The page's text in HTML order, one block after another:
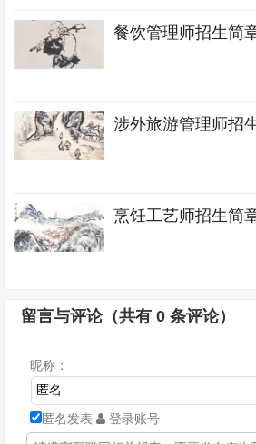
餐饮管理师招生简
涉外旅游管理师招
烹饪工艺师招生简
留言与评论（共有0 条评论）
昵称：
匿名发表 登录账号